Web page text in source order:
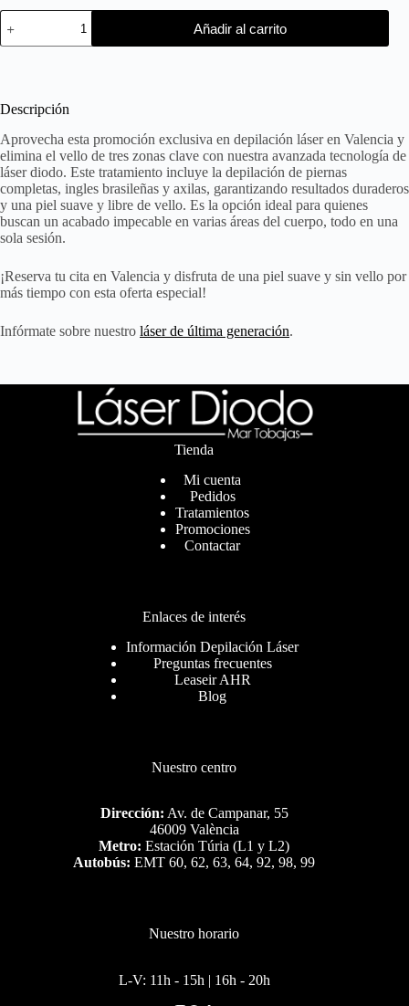
Añadir al carrito
Descripción
Aprovecha esta promoción exclusiva en depilación láser en Valencia y
elimina el vello de tres zonas clave con nuestra avanzada tecnología de
láser diodo. Este tratamiento incluye la depilación de piernas
completas, ingles brasileñas y axilas, garantizando resultados duraderos
y una piel suave y libre de vello. Es la opción ideal para quienes
buscan un acabado impecable en varias áreas del cuerpo, todo en una
sola sesión.
¡Reserva tu cita en Valencia y disfruta de una piel suave y sin vello por
más tiempo con esta oferta especial!
Infórmate sobre nuestro láser de última generación.
Tienda
Mi cuenta
Pedidos
Tratamientos
Promociones
Contactar
Enlaces de interés
Información Depilación Láser
Preguntas frecuentes
Leaseir AHR
Blog
Nuestro centro
Dirección: Av. de Campanar, 55
46009 València
Metro: Estación Túria (L1 y L2)
Autobús: EMT 60, 62, 63, 64, 92, 98, 99
Nuestro horario
L-V: 11h - 15h | 16h - 20h